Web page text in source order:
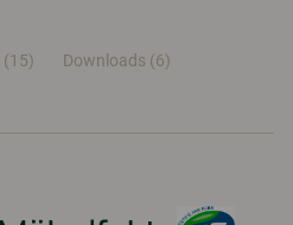
(15) Downloads (6)